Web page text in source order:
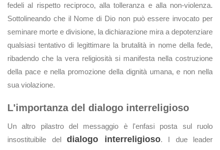
fedeli al rispetto reciproco, alla tolleranza e alla non-violenza.
Sottolineando che il Nome di Dio non può essere invocato per
seminare morte e divisione, la dichiarazione mira a depotenziare
qualsiasi tentativo di legittimare la brutalità in nome della fede,
ribadendo che la vera religiosità si manifesta nella costruzione
della pace e nella promozione della dignità umana, e non nella
sua violazione.
L'importanza del dialogo interreligioso
Un altro pilastro del messaggio è l'enfasi posta sul ruolo
insostituibile del dialogo interreligioso. I due leader